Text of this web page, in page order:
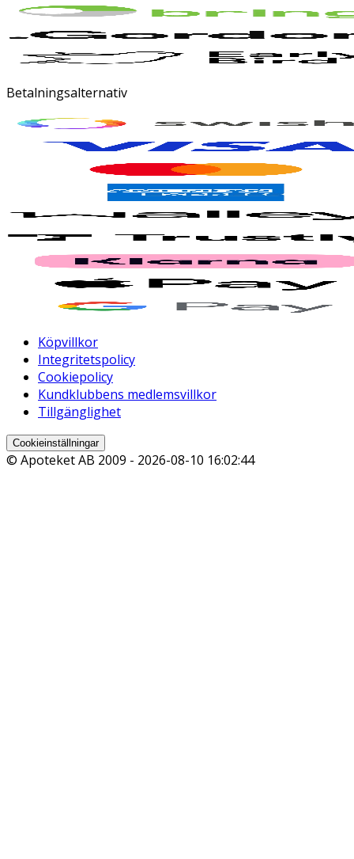
Betalningsalternativ
Köpvillkor
Integritetspolicy
Cookiepolicy
Kundklubbens medlemsvillkor
Tillgänglighet
Cookieinställningar
© Apoteket AB 2009 - 2026-08-10 16:02:44